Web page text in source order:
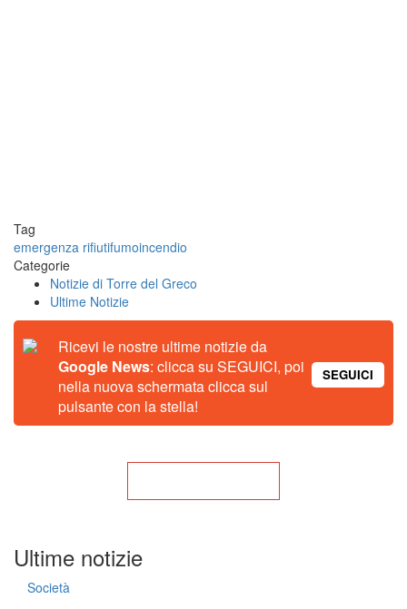
Tag
emergenza rifiutifumoincendio
Categorie
Notizie di Torre del Greco
Ultime Notizie
Ricevi le nostre ultime notizie da
Google News: clicca su SEGUICI, poi
nella nuova schermata clicca sul
pulsante con la stella!
SEGUICI
Ultime notizie
Società